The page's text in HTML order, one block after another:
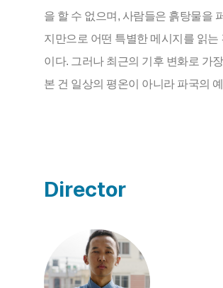
을 할 수 없으며, 사람들은 흙탕물을
지만으로 어떤 특별한 메시지를 읽
이다. 그러나 최근의 기후 변화로 가
본 건 일상의 평온이 아니라 파국의
Director